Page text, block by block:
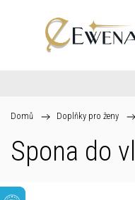
Domů / Doplňky pro ženy /
Spona do